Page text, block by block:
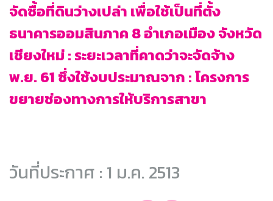
จัดซื้อที่ดินว่างเปล่า เพื่อใช้เป็นที่ตั้ง
ธนาคารออมสินภาค 8 อำเภอเมือง จังหวัด
เชียงใหม่ : ระยะเวลาที่คาดว่าจะจัดจ้าง
พ.ย. 61 ซึ่งใช้งบประมาณจาก : โครงการ
ขยายช่องทางการให้บริการสาขา
วันที่ประกาศ : 1 ม.ค. 2513